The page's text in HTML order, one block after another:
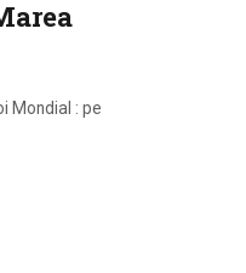
Mondial : pe